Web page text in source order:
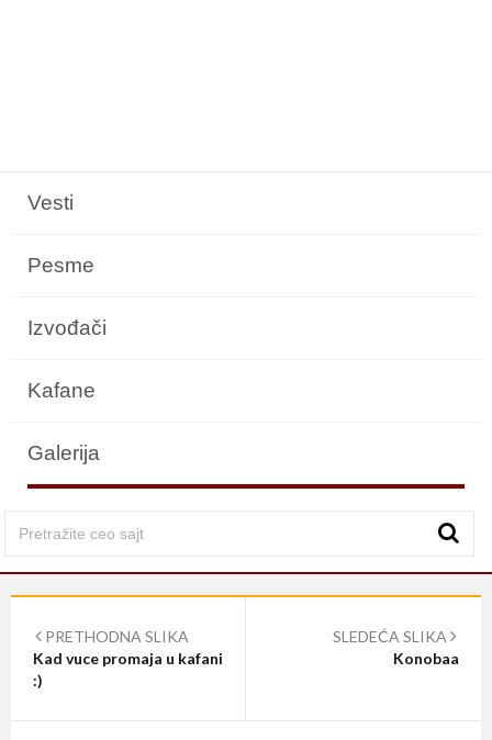
Vesti
Pesme
Izvođači
Kafane
Galerija
PRETHODNA SLIKA
Kad vuce promaja u kafani
:)
SLEDEĆA SLIKA
Konobaa